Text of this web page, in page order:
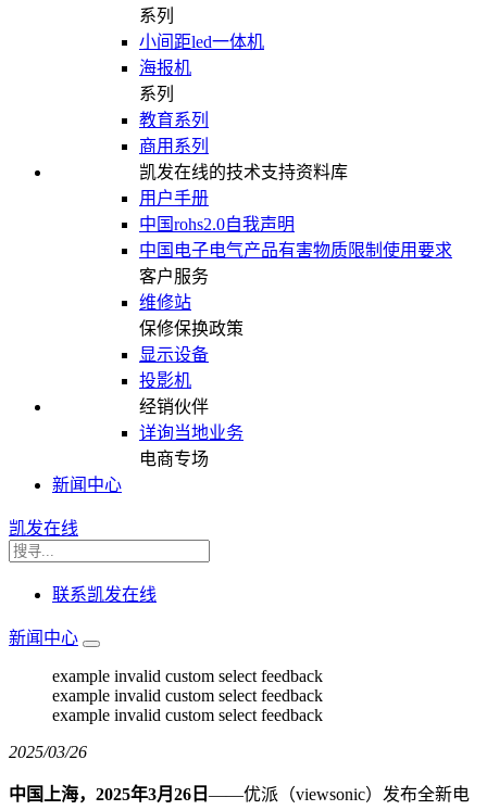
系列
小间距led一体机
海报机
系列
教育系列
商用系列
凯发在线的技术支持资料库
用户手册
中国rohs2.0自我声明
中国电子电气产品有害物质限制使用要求
客户服务
维修站
保修保换政策
显示设备
投影机
经销伙伴
详询当地业务
电商专场
新闻中心
凯发在线
联系凯发在线
新闻中心
example invalid custom select feedback
example invalid custom select feedback
example invalid custom select feedback
2025/03/26
中国上海， 2025年3月 26 日 ——优派（viewsonic）发布全新电